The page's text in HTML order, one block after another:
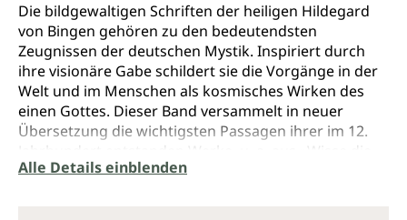
Die bildgewaltigen Schriften der heiligen Hildegard
von Bingen gehören zu den bedeutendsten
Zeugnissen der deutschen Mystik. Inspiriert durch
ihre visionäre Gabe schildert sie die Vorgänge in der
Welt und im Menschen als kosmisches Wirken des
einen Gottes. Dieser Band versammelt in neuer
Übersetzung die wichtigsten Passagen ihrer im 12.
Jahrhundert entstanden Werke, u. a. aus »Wisse die
Wege« und den naturkundlich-medizinischen
Alle Details einblenden